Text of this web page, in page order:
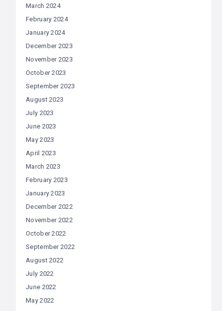
March 2024
February 2024
January 2024
December 2023
November 2023
October 2023
September 2023
August 2023
July 2023
June 2023
May 2023
April 2023
March 2023
February 2023
January 2023
December 2022
November 2022
October 2022
September 2022
August 2022
July 2022
June 2022
May 2022